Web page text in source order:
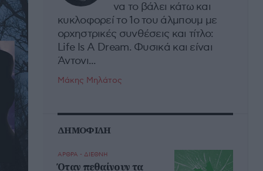
να το βάλει κάτω και
κυκλοφορεί το 1ο του άλμπουμ με
ορχηστρικές συνθέσεις και τίτλο:
Life Is A Dream. Φυσικά και είναι
Άντονι...
Μάκης Μηλάτος
ΔΗΜΟΦΙΛΗ
ΑΡΘΡΑ - ΔΙΕΘΝΗ
Όταν πεθαίνουν τα